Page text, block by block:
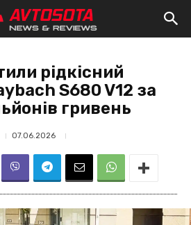
рідкісний
S680 V12 за
гривень
07.06.2026